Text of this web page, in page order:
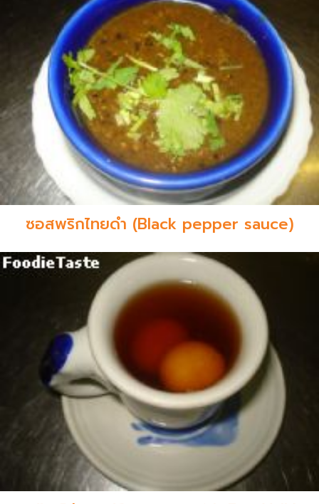
ซอสพริกไทยดำ (Black pepper sauce)